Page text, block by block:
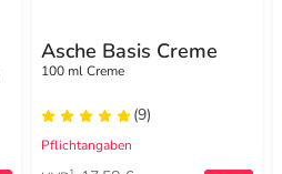
Asche Basis Creme
100 ml Creme
(9)
Pflichtangaben